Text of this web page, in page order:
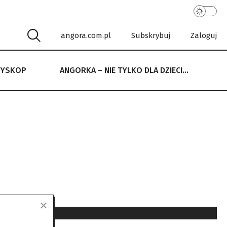
angora.com.pl Subskrybuj Zaloguj
ANGORKA – NIE TYLKO DLA DZIECI…
NIE TYLKO DLA DZIECI…